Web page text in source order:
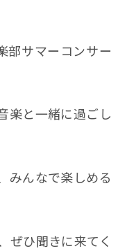
部サマーコンサー
楽と一緒に過ごし
みんなで楽しめる
ぜひ聞きに来てく